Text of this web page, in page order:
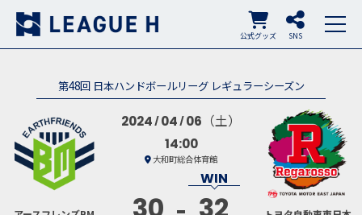
SNS
公式グッズ
第48回 日本ハンドボールリーグ レギュラーシーズン
2024 04 06 （土）
14:00
大和町総合体育館